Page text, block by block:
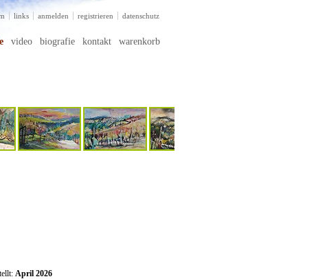
links anmelden registrieren datenschutz
video biografie kontakt warenkorb
April 2026